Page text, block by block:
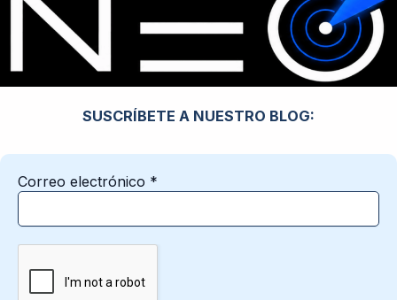
SUSCRÍBETE A NUESTRO BLOG:
Correo electrónico *